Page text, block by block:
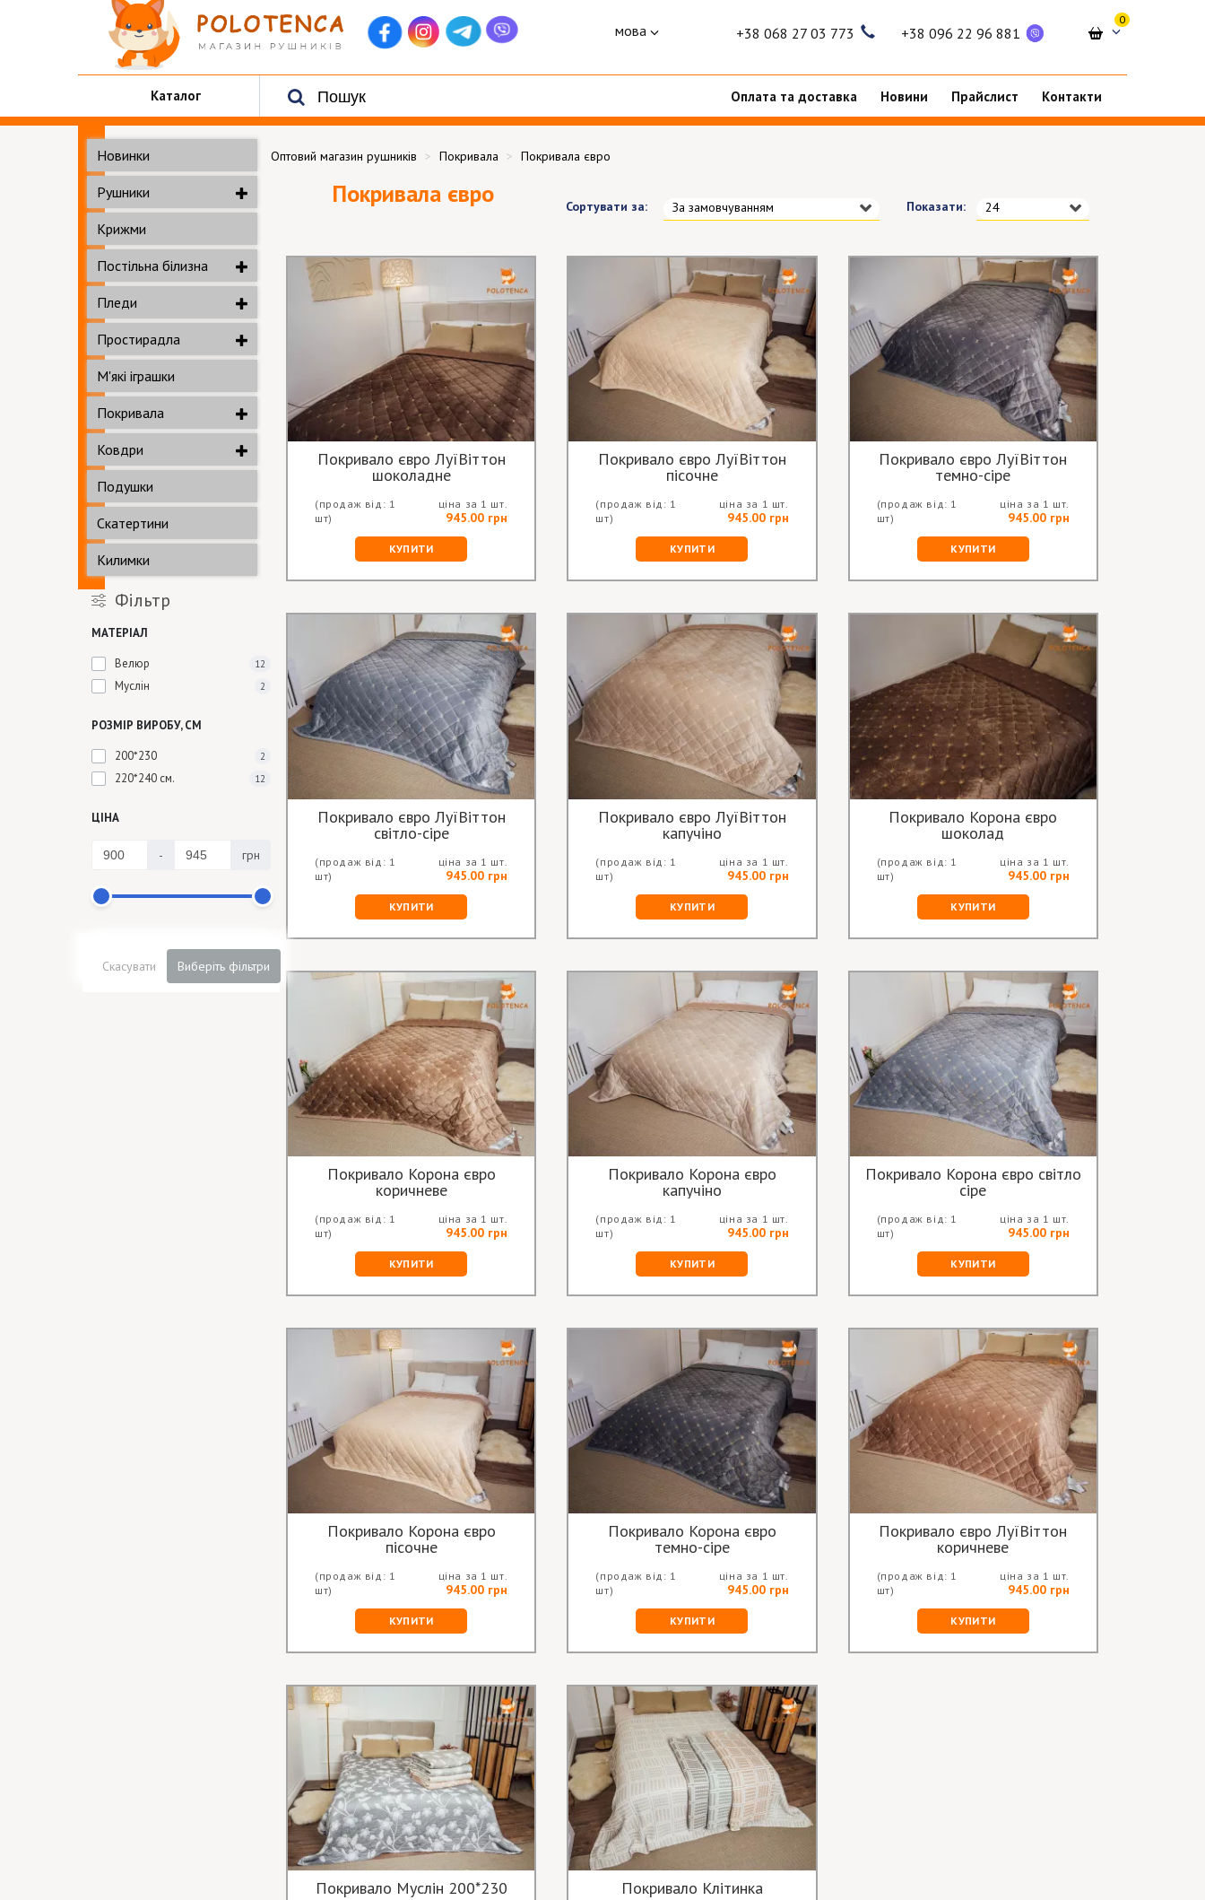
мова +38 068 27 03 773 +38 096 22 96 881
0
Каталог Оплата та доставка Новини Прайслист Контакти
Новинки
Рушники
Крижми
Постільна білизна
Пледи
Простирадла
М'які іграшки
Покривала
Ковдри
Подушки
Скатертини
Килимки
Фільтр
МАТЕРІАЛ
Велюр
12
Муслін 2
РОЗМІР ВИРОБУ, СМ
200*230
2
220*240 см. 12
ЦІНА
- грн
Скасувати Виберіть фільтри
Оптовий магазин рушників Покривала Покривала євро
Покривала євро Сортувати за: За замовчуванням Показати: 24
Покривало євро ЛуїВіттон
шоколадне
(продаж від: 1
шт)
ціна за 1 шт.
945.00 грн
КУПИТИ
Покривало євро ЛуїВіттон
пісочне
(продаж від: 1
шт)
ціна за 1 шт.
945.00 грн
КУПИТИ
Покривало євро ЛуїВіттон
темно-сіре
(продаж від: 1
шт)
ціна за 1 шт.
945.00 грн
КУПИТИ
Покривало євро ЛуїВіттон
світло-сіре
(продаж від: 1
шт)
ціна за 1 шт.
945.00 грн
КУПИТИ
Покривало євро ЛуїВіттон
капучіно
(продаж від: 1
шт)
ціна за 1 шт.
945.00 грн
КУПИТИ
Покривало Корона євро
шоколад
(продаж від: 1
шт)
ціна за 1 шт.
945.00 грн
КУПИТИ
Покривало Корона євро
коричневе
(продаж від: 1
шт)
ціна за 1 шт.
945.00 грн
КУПИТИ
Покривало Корона євро
капучіно
(продаж від: 1
шт)
ціна за 1 шт.
945.00 грн
КУПИТИ
Покривало Корона євро світло
сіре
(продаж від: 1
шт)
ціна за 1 шт.
945.00 грн
КУПИТИ
Покривало Корона євро
пісочне
(продаж від: 1
шт)
ціна за 1 шт.
945.00 грн
КУПИТИ
Покривало Корона євро
темно-сіре
(продаж від: 1
шт)
ціна за 1 шт.
945.00 грн
КУПИТИ
Покривало євро ЛуїВіттон
коричневе
(продаж від: 1
шт)
ціна за 1 шт.
945.00 грн
КУПИТИ
Покривало Муслін 200*230 Покривало Клітинка